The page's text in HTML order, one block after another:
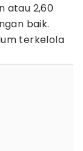
atau 2,60
baik.
terkelola